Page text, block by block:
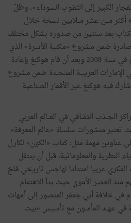
الكبيرإلى الثقـوب السوداء»، وظلّ
أكثرمـــن عشرمــلايين نسخة خلال
بعد سنتين من صدوره بشكل مختلف
ضمن مشروع «مكتبة الأسرة» الذي
في سنة 2008 وبعدأن قام هوكنغ بإعادة
الإمارات العربيــة المتحــدة ضمن مشروع
شاركفيه هوكنغ عبرالأقمارالصناعية
الجــذب الثقــافي في العــالم العربي
تعتبرمنشورات سلسلة «عالم المعرفة»
عناوين مهمة مثل:كتاب «الكون» لكارل
النظرية والمعلوماتية، قبلأن ينتقل
الفكري عربيا امتدادا لهاجس تاريخي مُلحّ
منذ العصرالأموي حيث بدأ الاهتمام
في خلافة أبي جعفرالمنصورإلىأمهات
في عهــد المأمــون مع تأسيس «بيت